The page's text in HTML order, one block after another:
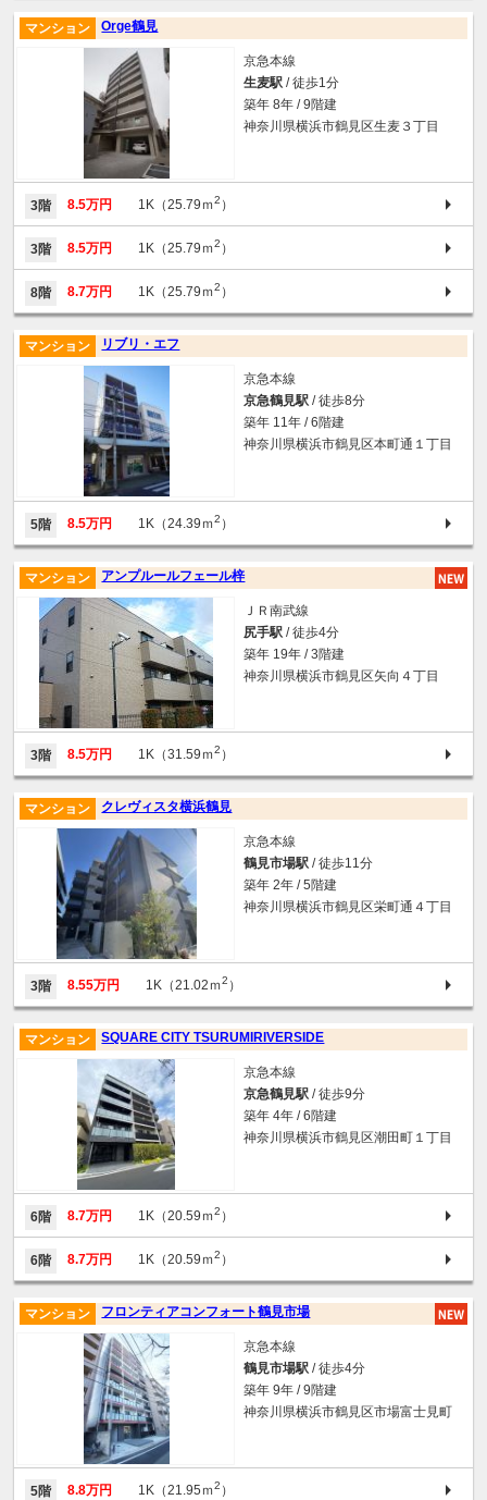
Orge鶴見
マンション
京急本線
生麦駅 / 徒歩1分
築年 8年 / 9階建
神奈川県横浜市鶴見区生麦３丁目
3階 8.5万円 1K（25.79ｍ2 ）
3階 8.5万円 1K（25.79ｍ2 ）
8階 8.7万円 1K（25.79ｍ2 ）
リブリ・エフ
マンション
京急本線
京急鶴見駅 / 徒歩8分
築年 11年 / 6階建
神奈川県横浜市鶴見区本町通１丁目
5階 8.5万円 1K（24.39ｍ2 ）
アンプルールフェール梓
マンション
ＪＲ南武線
尻手駅 / 徒歩4分
築年 19年 / 3階建
神奈川県横浜市鶴見区矢向４丁目
3階 8.5万円 1K（31.59ｍ2 ）
クレヴィスタ横浜鶴見
マンション
京急本線
鶴見市場駅 / 徒歩11分
築年 2年 / 5階建
神奈川県横浜市鶴見区栄町通４丁目
3階 8.55万円 1K（21.02ｍ2 ）
SQUARE CITY TSURUMIRIVERSIDE
マンション
京急本線
京急鶴見駅 / 徒歩9分
築年 4年 / 6階建
神奈川県横浜市鶴見区潮田町１丁目
6階 8.7万円 1K（20.59ｍ2 ）
6階 8.7万円 1K（20.59ｍ2 ）
フロンティアコンフォート鶴見市場
マンション
京急本線
鶴見市場駅 / 徒歩4分
築年 9年 / 9階建
神奈川県横浜市鶴見区市場富士見町
5階 8.8万円 1K（21.95ｍ2 ）